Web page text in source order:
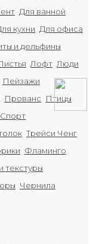
Для ванной
кухни Для офиса
и дельфины
Лофт Люди
Пейзажи
Прованс
Птицы
Спорт
Трейси Ченг
Фламинго
текстуры
Чернила